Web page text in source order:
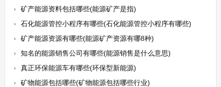
矿产能源资料包括哪些(能源矿产是指)
石化能源管控小程序有哪些(石化能源管控小程序有哪些)
矿产能源资源有哪些(能源矿产资源有哪8种)
知名的能源销售公司有哪些(能源销售是什么意思)
真正环保能源车有哪些(环保型新能源)
矿物能源包括哪些(矿物能源包括哪些行业)